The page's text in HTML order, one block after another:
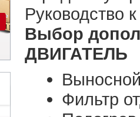
Руководство
Выбор
ДВИГАТЕЛЬ
Фильтр